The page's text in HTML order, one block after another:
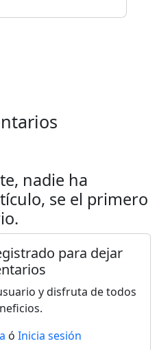
nadie ha
se el primero
para dejar
y disfruta de todos
ó Inicia sesión